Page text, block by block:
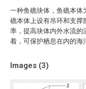
一种鱼礁块体，鱼礁本体
礁本体上设有吊环和支撑
率，提高块体内外水流的
着，可保护栖息在内的海
Images (3)